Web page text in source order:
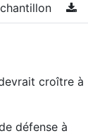
croître à
défense à